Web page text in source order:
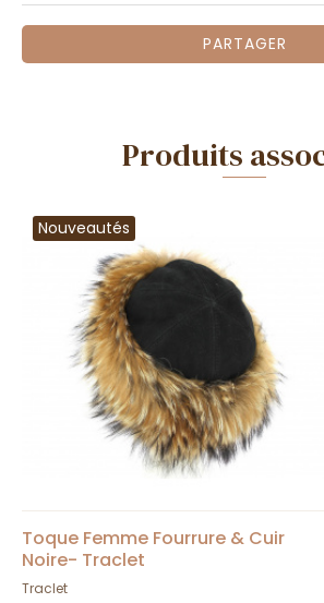
PARTAGER
Produits
Nouveautés
Toque Femme Fourrure & Cuir
Noire- Traclet
Traclet